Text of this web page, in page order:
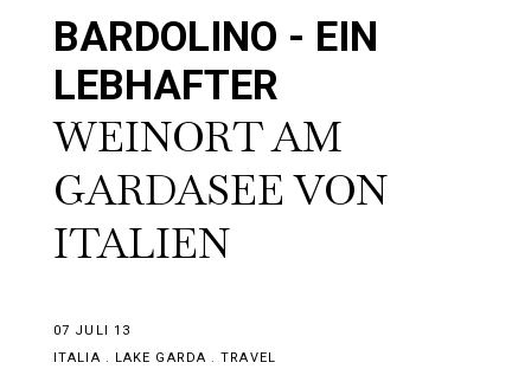
BARDOLINO - EIN
LEBHAFTER
WEINORT AM
GARDASEE VON
ITALIEN
07 JULI 13
ITALIA . LAKE GARDA .TRAVEL